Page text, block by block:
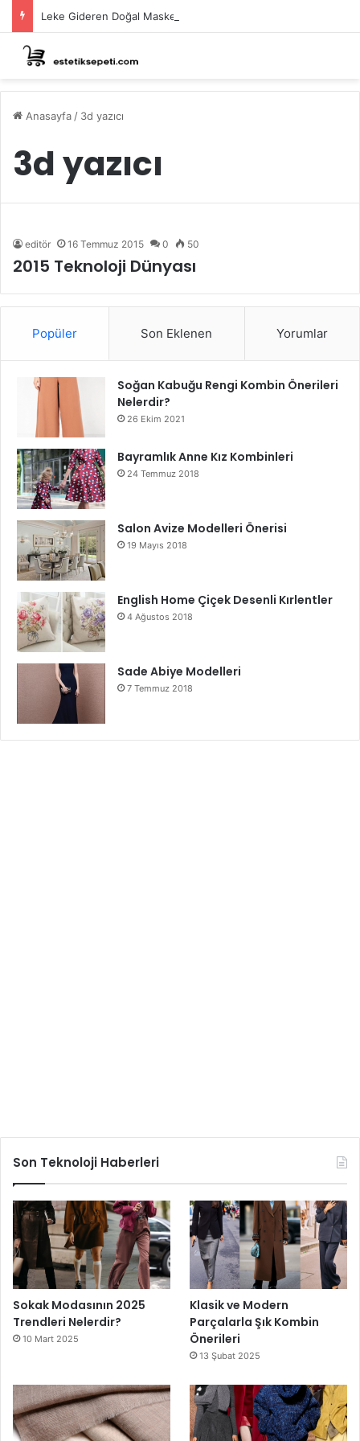
Leke Gideren Doğal Maskeler Nasıl Yapılır?
Anasayfa / 3d yazıcı
3d yazıcı
editör 16 Temmuz 2015 0 50
2015 Teknoloji Dünyası
Popüler Son Eklenen Yorumlar
Soğan Kabuğu Rengi Kombin Önerileri
Nelerdir?
26 Ekim 2021
Bayramlık Anne Kız Kombinleri
24 Temmuz 2018
Salon Avize Modelleri Önerisi
19 Mayıs 2018
English Home Çiçek Desenli Kırlentler
4 Ağustos 2018
Sade Abiye Modelleri
7 Temmuz 2018
Son Teknoloji Haberleri
Sokak Modasının 2025
Trendleri Nelerdir?
10 Mart 2025
Klasik ve Modern
Parçalarla Şık Kombin
Önerileri
13 Şubat 2025